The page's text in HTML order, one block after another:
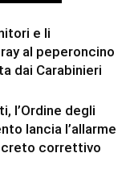
e li
al peperoncino
dai Carabinieri
l’Ordine degli
lancia l’allarme
correttivo